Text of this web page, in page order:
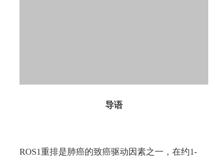
导语
ROS1重排是肺癌的致癌驱动因素之一，在约1-